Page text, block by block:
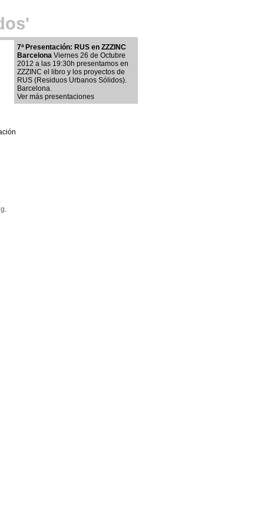
7ª Presentación: RUS en ZZZINC
Barcelona Viernes 26 de Octubre
2012 a las 19:30h presentamos en
ZZZINC el libro y los proyectos de
RUS (Residuos Urbanos Sólidos).
Barcelona.
Ver más presentaciones
.